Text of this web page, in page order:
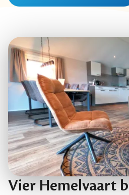
Vier Hemelvaart